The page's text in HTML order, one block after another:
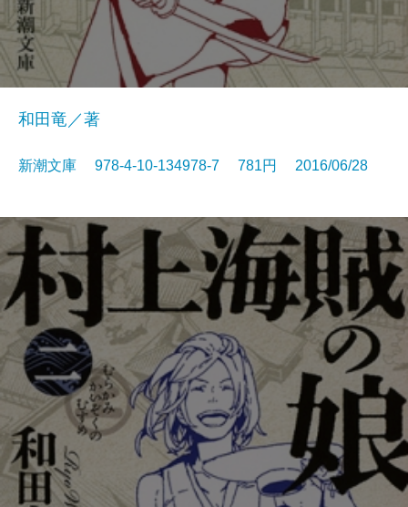
和田竜／著
新潮文庫 978-4-10-134978-7 781円 2016/06/28